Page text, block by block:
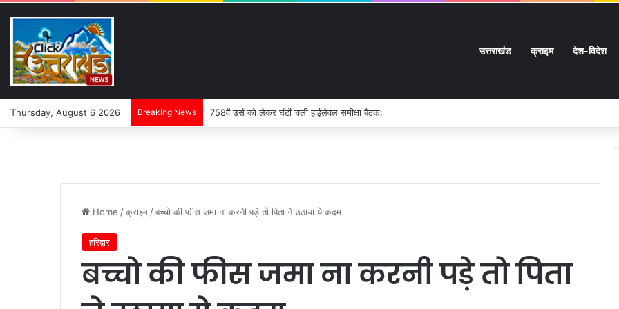
उत्तराखंड क्राइम देश-विदेश
Thursday, August 6 2026 Breaking News 758वें उर्स को लेकर घंटों चली हाईलेवल समीक्षा बैठक:
Home /क्राइम /बच्चो की फीस जमा ना करनी पड़े तो पिता ने उठाया ये कदम
हरिद्वार
बच्चो की फीस जमा ना करनी पड़े तो पिता